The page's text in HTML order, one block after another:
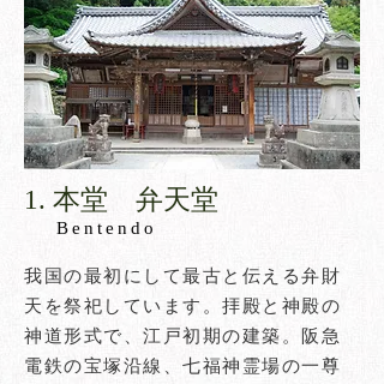
​1. 本堂 弁天堂​
Bentendo
我国の最初にして最古と伝える弁財
天を祭祀しています。拝殿と神殿の
神道形式で、江戸初期の建築。阪急
電鉄の宝塚沿線、七福神霊場の一尊